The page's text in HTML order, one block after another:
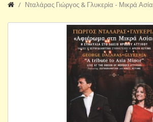
Νταλάρας Γιώργος & Γλυκερία - Μικρά Ασία